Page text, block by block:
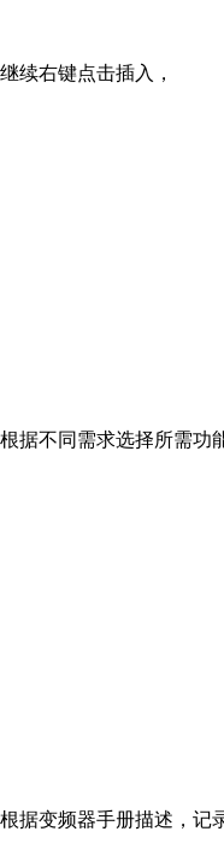
继续右键点击插入，
根据不同需求选择所需功
根据变频器手册描述，记